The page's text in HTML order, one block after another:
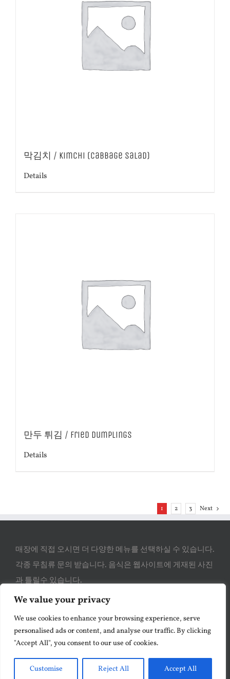
We value your privacy
We use cookies to enhance your browsing experience, serve
personalised ads or content, and analyse our traffic. By clicking
"Accept All", you consent to our use of cookies.
Customise Reject All Accept All
막김치 / Kimchi (Cabbage Salad)
Details
만두 튀김 / Fried Dumplings
Details
1 2 3 Next
매장에 직접 오시면 더 다양한 메뉴를 선택하실 수 있습니다.
각종 무침류 문의 받습니다. 음식은 웹사이트에 게재된 사진
과 틀릴수 있습니다.
We may have more items available at the store. Actual
product may vary from the picture displayed.